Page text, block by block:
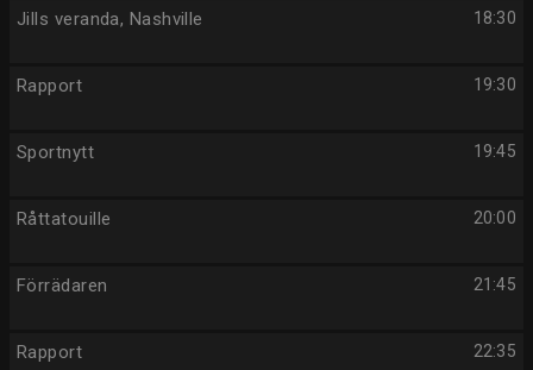
18:30
Jills veranda, Nashville
19:30
Rapport
19:45
Sportnytt
20:00
Råttatouille
21:45
Förrädaren
22:35
Rapport